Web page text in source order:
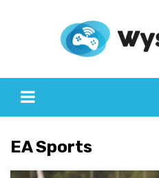
EA Sports